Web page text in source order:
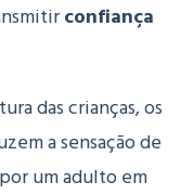
confiança
das crianças, os
a sensação de
um adulto em